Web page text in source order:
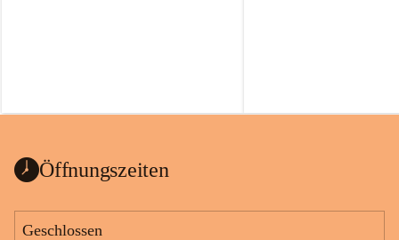
Öffnungszeiten
Geschlossen